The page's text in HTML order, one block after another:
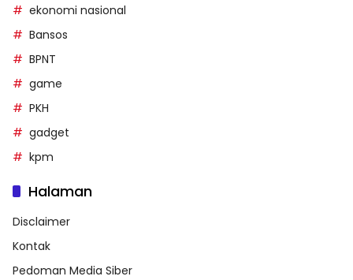
ekonomi nasional
Bansos
BPNT
game
PKH
gadget
kpm
Halaman
Disclaimer
Kontak
Pedoman Media Siber